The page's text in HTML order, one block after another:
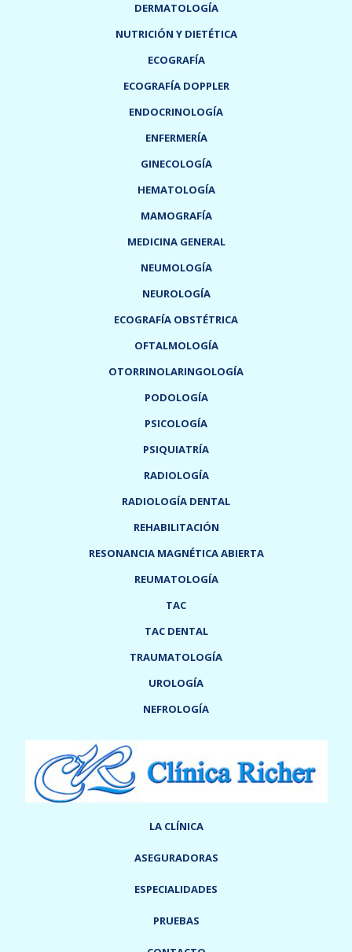
DERMATOLOGÍA
NUTRICIÓN Y DIETÉTICA
ECOGRAFÍA
ECOGRAFÍA DOPPLER
ENDOCRINOLOGÍA
ENFERMERÍA
GINECOLOGÍA
HEMATOLOGÍA
MAMOGRAFÍA
MEDICINA GENERAL
NEUMOLOGÍA
NEUROLOGÍA
ECOGRAFÍA OBSTÉTRICA
OFTALMOLOGÍA
OTORRINOLARINGOLOGÍA
PODOLOGÍA
PSICOLOGÍA
PSIQUIATRÍA
RADIOLOGÍA
RADIOLOGÍA DENTAL
REHABILITACIÓN
RESONANCIA MAGNÉTICA ABIERTA
REUMATOLOGÍA
TAC
TAC DENTAL
TRAUMATOLOGÍA
UROLOGÍA
NEFROLOGÍA
LA CLÍNICA
ASEGURADORAS
ESPECIALIDADES
PRUEBAS